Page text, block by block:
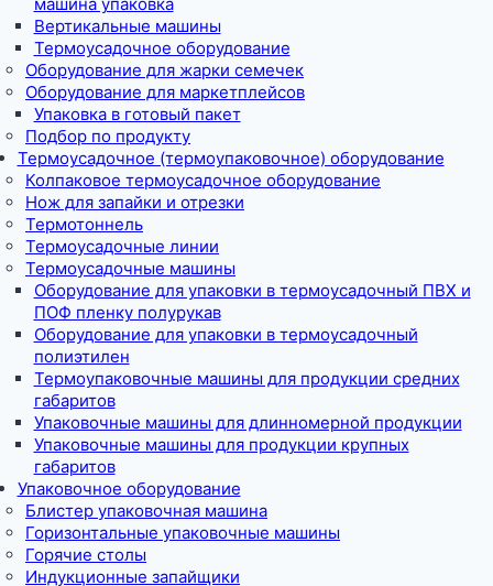
Вертикальные машины
Термоусадочное оборудование
Оборудование для жарки семечек
Оборудование для маркетплейсов
Упаковка в готовый пакет
Подбор по продукту
Термоусадочное (термоупаковочное) оборудование
Колпаковое термоусадочное оборудование
Нож для запайки и отрезки
Термотоннель
Термоусадочные линии
Термоусадочные машины
Оборудование для упаковки в термоусадочный ПВХ и
ПОФ пленку полурукав
Оборудование для упаковки в термоусадочный
полиэтилен
Термоупаковочные машины для продукции средних
габаритов
Упаковочные машины для длинномерной продукции
Упаковочные машины для продукции крупных
габаритов
Упаковочное оборудование
Блистер упаковочная машина
Горизонтальные упаковочные машины
Горячие столы
Индукционные запайщики